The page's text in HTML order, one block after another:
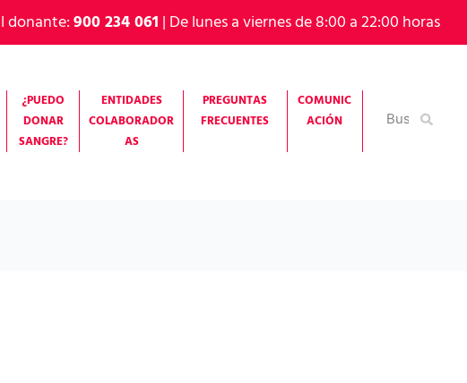
donante:900 234 061 | De lunes a viernes de 8:00 a 22:00 horas
¿PUEDO
DONAR
SANGRE?
ENTIDADES
COLABORADOR
AS
PREGUNTAS
FRECUENTES
COMUNIC
ACIÓN
Buscar